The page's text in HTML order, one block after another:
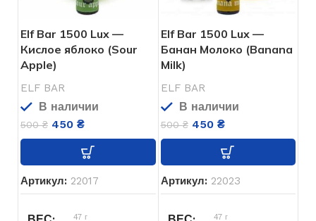
ТИП POD СИСТЕМЫ
АКУМУЛЯТОР
850
НИКОТИНА
ОБЪЁМ ЖИДКОСТИ
БРЕНД ELF BAR
Elf Bar 1500 Lux —
Кислое яблоко (Sour
Apple)
ELF BAR
В наличии
500₴ 450 ₴
Артикул: 22017
47 г
Elf Bar 1500 Lux —
Банан Молоко (Banana
Milk)
ELF BAR
В наличии
500₴ 450 ₴
Артикул: 22023
47 г